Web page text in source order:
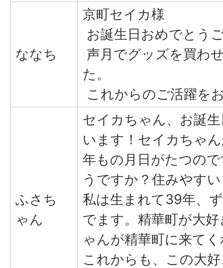
ななち
京町セイカ様
お誕生日おめでとう
声月でグッズを買わ
た。
これからのご活躍を
ふさち
ゃん
セイカちゃん、お誕
います！セイカちゃ
年もの月日がたつの
うですか？住みやす
私は生まれて39年、
でます。精華町が大
ゃんが精華町に来て
これからも、この大